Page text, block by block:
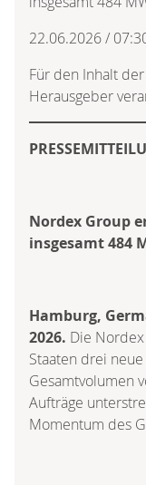
22.06.2026 /
Für den Inhalt
Herausgeber
Nordex Group
insgesamt 484
Hamburg,
2026. Die
Staaten drei
Gesamtvolumen
Aufträge
Momentum des